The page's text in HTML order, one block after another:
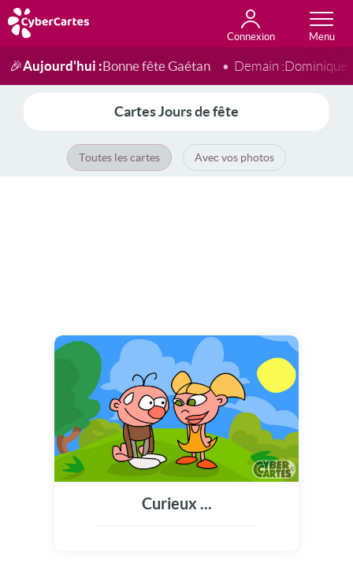
Connexion
Anniversaire
Fête du jour
Amour
Amitié
Merci
Toutes les cartes
🎉Aujourd'hui :Bonne fête Gaétan Demain :Dominique
Cartes Jours de fête
Toutes les cartes Avec vos photos
Curieux ...